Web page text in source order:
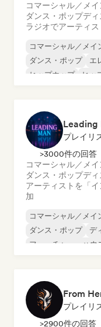
コマーシャル／メ
ダンス・ポップディ
ラジオでアーティ
コマーシャル／メイ
ダンス・ポップ
エ
ヒップホップ
ヒッ
Leading
プレイリ
>3000件の回答
コマーシャル／メ
ダンス・ポップディ
アーティストを「
加
コマーシャル／メイ
ダンス・ポップ
デ
フューチャー・ハウ
From
プレイリ
>2900件の回答